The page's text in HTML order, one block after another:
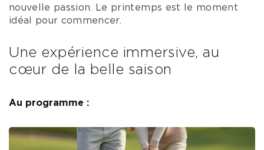
nouvelle passion. Le printemps est le moment
idéal pour commencer.
Une expérience immersive, au
cœur de la belle saison
Au programme :